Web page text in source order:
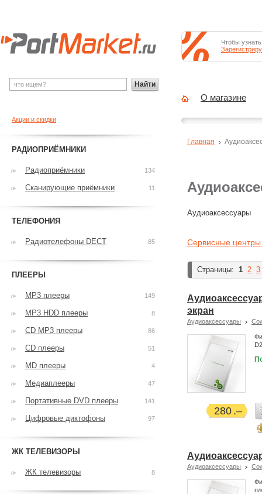
Аудиоаксессуары
Сервисные
Страницы: 1 2 3
экран
Аудиоаксессуары
280
Аудиоаксессуары
Главная
Акции и скидки
РАДИОПРИЁМНИКИ
Радиоприёмники 134
Сканирующие приёмники 11
ТЕЛЕФОНИЯ
Радиотелефоны DECT 85
ПЛЕЕРЫ
MP3 плееры 149
MP3 HDD плееры 8
CD MP3 плееры 86
CD плееры 51
MD плееры 4
Медиаплееры 47
Портативные DVD плееры 141
Цифровые диктофоны 97
ЖК ТЕЛЕВИЗОРЫ
ЖК телевизоры 8
Найти
Чтобы
О магазине